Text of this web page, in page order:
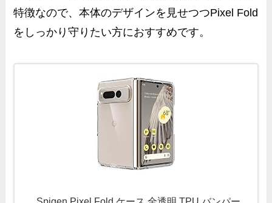
特徴なので、本体のデザインを見せつつPixel Fold
をしっかり守りたい方におすすめです。